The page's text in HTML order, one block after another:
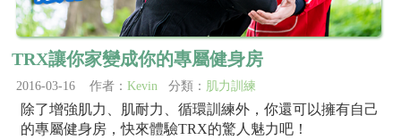
TRX讓你家變成你的專屬健身房
2016-03-16 作者： Kevin 分類： 肌力訓練
除了增強肌力、肌耐力、循環訓練外，你還可以擁有自己
的專屬健身房，快來體驗TRX的驚人魅力吧！